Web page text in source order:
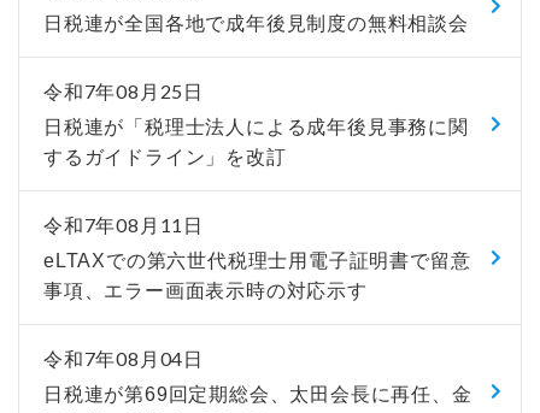
日税連が全国各地で成年後見制度の無料相談会
令和7年08月25日
日税連が「税理士法人による成年後見事務に関
するガイドライン」を改訂
令和7年08月11日
eLTAXでの第六世代税理士用電子証明書で留意
事項、エラー画面表示時の対応示す
令和7年08月04日
日税連が第69回定期総会、太田会長に再任、金